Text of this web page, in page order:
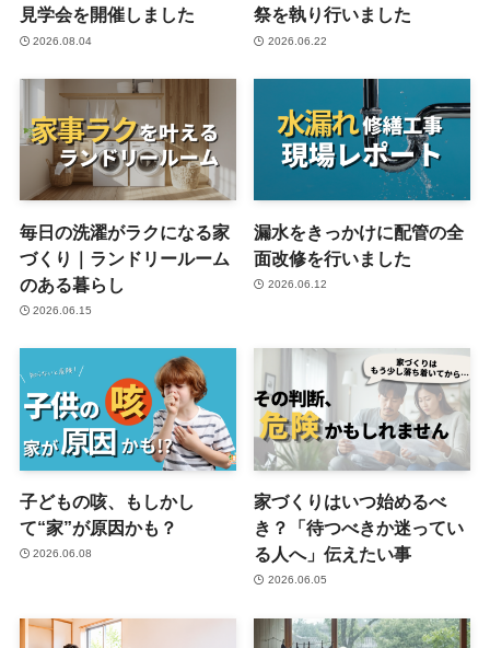
見学会を開催しました
2026.08.04
祭を執り行いました
2026.06.22
毎日の洗濯がラクになる家
づくり｜ランドリールーム
のある暮らし
2026.06.15
漏水をきっかけに配管の全
面改修を行いました
2026.06.12
子どもの咳、もしかし
て“家”が原因かも？
2026.06.08
家づくりはいつ始めるべ
き？「待つべきか迷ってい
る人へ」伝えたい事
2026.06.05